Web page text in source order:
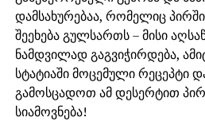
დამსახურებაა, რომელიც
შეეხება გულსართს – მისი
ნამდვილად გაგვიჭირდება,
სტატიაში მოცემული რეცეპტი
გამოსცადოთ ამ დესერტით
სიამოვნება!